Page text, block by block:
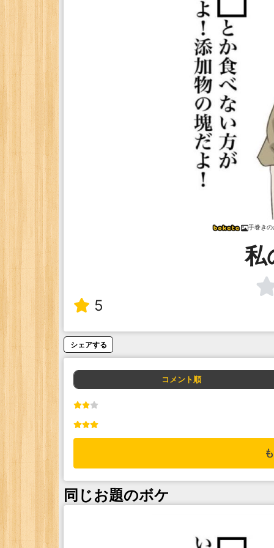
手巻き
私
5
シェアする
コメント順
同じお題のボケ